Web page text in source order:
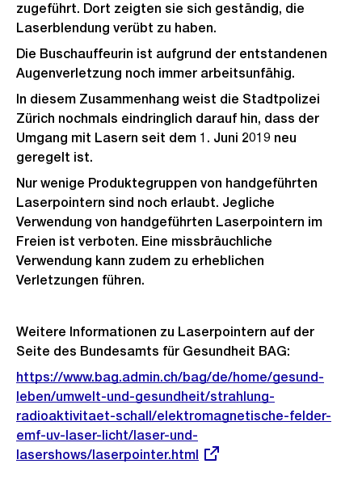
zugeführt. Dort zeigten sie sich geständig, die
Laserblendung verübt zu haben.
Die Buschauffeurin ist aufgrund der entstandenen
Augenverletzung noch immer arbeitsunfähig.
In diesem Zusammenhang weist die Stadtpolizei
Zürich nochmals eindringlich darauf hin, dass der
Umgang mit Lasern seit dem 1. Juni 2019 neu
geregelt ist.
Nur wenige Produktegruppen von handgeführten
Laserpointern sind noch erlaubt. Jegliche
Verwendung von handgeführten Laserpointern im
Freien ist verboten. Eine missbräuchliche
Verwendung kann zudem zu erheblichen
Verletzungen führen.
Weitere Informationen zu Laserpointern auf der
Seite des Bundesamts für Gesundheit BAG:
Externer
Link:
https://www.bag.admin.ch/bag/de/home/gesund-
leben/umwelt-und-gesundheit/strahlung-
radioaktivitaet-schall/elektromagnetische-felder-
emf-uv-laser-licht/laser-und-
lasershows/laserpointer.html